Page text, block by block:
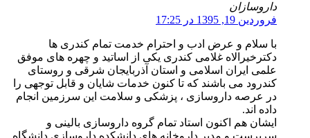
داروسازان
فروردین 19, 1395 در 17:25
با سلام و عرض ادب و احترام خدمت تمام کندری ها
دکترخیرالاه غلامی کندری یکی از اساتید و چهره های موفق
علمی ایران اسلامی و استان آذربایجان شرقی و روستای
کندرود می باشند که تا کنون خدمات شایان و قابل توجهی را
در عرصه داروسازی ، پزشکی و سلامت این سرزمین انجام
داده اند.
ایشان هم اکنون استاد تمام گروه داروسازی بالینی و
سرپرست و مدیر داروخانه های دانشکده داروسازی دانشگاه